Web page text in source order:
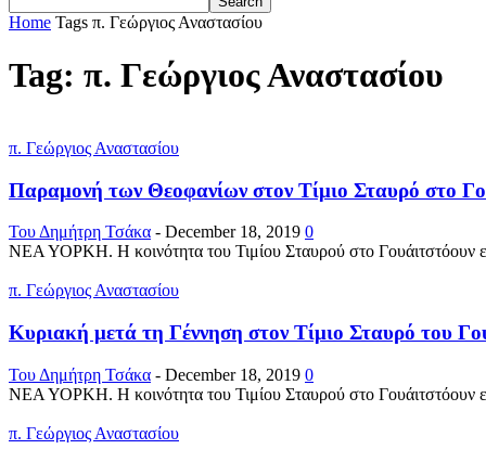
Home Tags π. Γεώργιος Αναστασίου
Tag: π. Γεώργιος Αναστασίου
π. Γεώργιος Αναστασίου
Παραμονή των Θεοφανίων στον Τίμιο Σταυρό στο
Του Δημήτρη Τσάκα - December 18, 2019 0
ΝΕΑ ΥΟΡΚΗ. Η κοινότητα του Τιμίου Σταυρού στο Γουάιτστόουν
π. Γεώργιος Αναστασίου
Κυριακή μετά τη Γέννηση στον Τίμιο Σταυρό του
Του Δημήτρη Τσάκα - December 18, 2019 0
ΝΕΑ ΥΟΡΚΗ. Η κοινότητα του Τιμίου Σταυρού στο Γουάιτστόουν
π. Γεώργιος Αναστασίου